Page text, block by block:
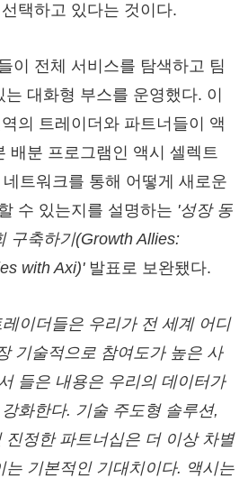
택하고 있다는 것이다.
이 전체 서비스를 탐색하고 팀
대화형 부스를 운영했다. 이
의 트레이더와 파트너들이 액
배분 프로그램인 액시 셀렉트
트워크를 통해 어떻게 새로운
수 있는지를 설명하는 '성장 동
구축하기(Growth Allies:
with Axi)'발표로 보완됐다.
이더들은 우리가 전 세계 어디
기술적으로 참여도가 높은 사
들은 내용은 우리의 데이터가
화한다. 기술 주도형 솔루션,
진정한 파트너십은 더 이상 차별
는 기본적인 기대치이다. 액시는